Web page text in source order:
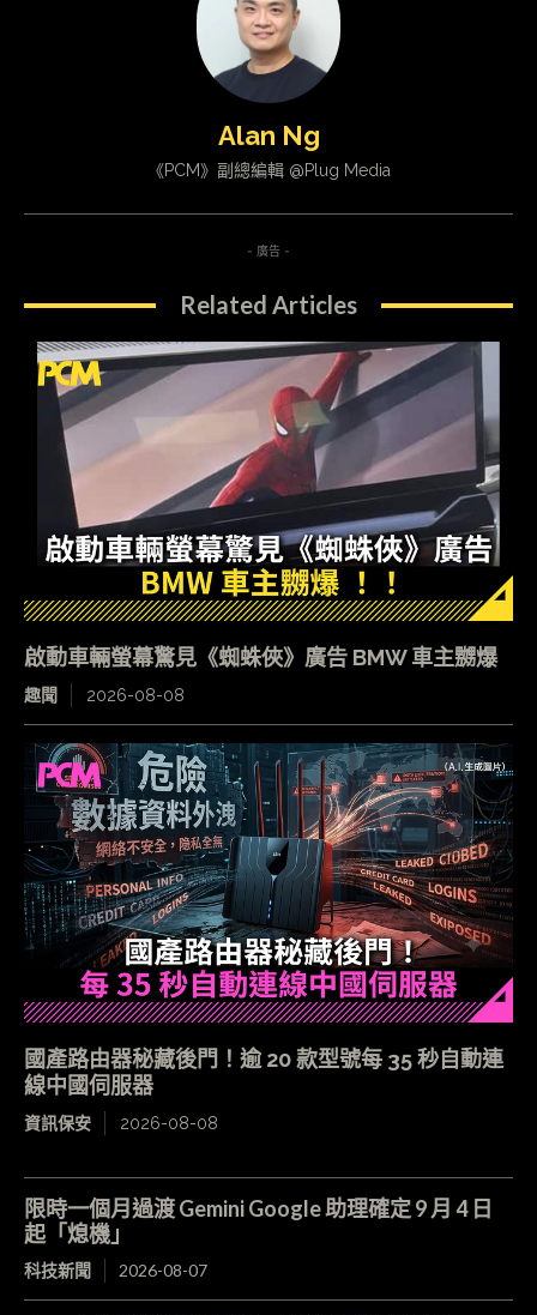
Alan Ng
《PCM》副總編輯 @Plug Media
- 廣告 -
Related Articles
啟動車輛螢幕驚見《蜘蛛俠》廣告 BMW 車主嬲爆
趣聞 2026-08-08
國產路由器秘藏後門！逾 20 款型號每 35 秒自動連
線中國伺服器
資訊保安 2026-08-08
限時一個月過渡 Gemini Google 助理確定 9 月 4 日
起「熄機」
科技新聞 2026-08-07